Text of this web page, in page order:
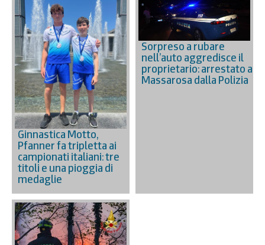
Ginnastica Motto,
Pfanner fa tripletta ai
campionati italiani: tre
titoli e una pioggia di
medaglie
Sorpreso a rubare
nell’auto aggredisce il
proprietario: arrestato a
Massarosa dalla Polizia